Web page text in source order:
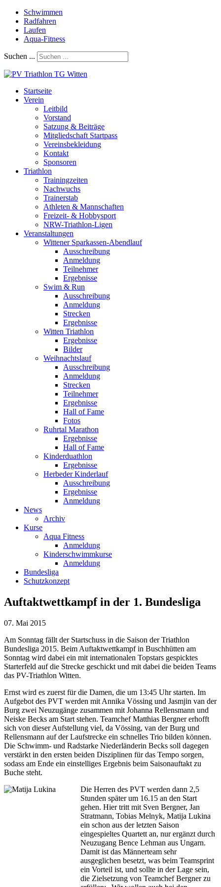
Schwimmen
Radfahren
Laufen
Aqua-Fitness
Suchen ...
Startseite
Verein
Leitbild
Vorstand
Satzung & Beiträge
Mitgliedschaft Startpass
Vereinsbekleidung
Kontakt
Sponsoren
Triathlon
Trainingzeiten
Nachwuchs
Trainerstab
Athleten & Mannschaften
Freizeit- & Hobbysport
NRW-Triathlon-Ligen
Veranstaltungen
Wittener Sparkassen-Abendlauf
Ausschreibung
Anmeldung
Teilnehmer
Ergebnisse
Swim & Run
Ausschreibung
Anmeldung
Strecken
Ergebnisse
Witten Triathlon
Ergebnisse
Bilder
Weihnachtslauf
Ausschreibung
Anmeldung
Strecken
Teilnehmer
Ergebnisse
Hall of Fame
Fotos
Ruhrtal Marathon
Ergebnisse
Hall of Fame
Kinderduathlon
Ergebnisse
Herbeder Kinderlauf
Ausschreibung
Ergebnisse
Anmeldung
News
Archiv
Kurse
Aqua Fitness
Anmeldung
Kinderschwimmkurse
Anmeldung
Bundesliga
Schutzkonzept
Auftaktwettkampf in der 1. Bundesliga
07. Mai 2015
Am Sonntag fällt der Startschuss in die Saison der Triathlon
Bundesliga 2015. Beim Auftaktwettkampf in Buschhütten am
Sonntag wird dabei ein mit internationalen Topstars gespicktes
Starterfeld auf die Strecke geschickt und mit dabei die beiden Teams
das PV-Triathlon Witten.
Ernst wird es zuerst für die Damen, die um 13:45 Uhr starten. Im
Aufgebot des PVT werden mit Annika Vössing und Jasmjin van der
Burg zwei Neuzugänge zusammen mit Johanna Rellensmann und
Neiske Becks am Start stehen. Teamchef Matthias Bergner erhofft
sich von dieser Aufstellung viel, da Vössing, van der Burg und
Rellensmann auf der Laufstrecke ein schnelles Trio bilden können.
Die Schwimm- und Radstarke Niederländerin Becks soll dagegen
verstärkt in den ersten beiden Disziplinen für das Tempo sorgen,
sodass am Ende ein einstelliges Ergebnis beim Saisonauftakt zu
Buche steht.
Die Herren des PVT werden dann 2,5
Stunden später um 16.15 an den Start
gehen. Hier tritt mit Sven Bergner, Jan
Stratmann, Tobias Melnyk, Matija Lukina
ein schon aus der letzten Saison
eingespieltes Quartett an, nur ergänzt durch
Neuzugang Bence Lehman aus Ungarn.
Damit ist das Männerteam sehr
ausgeglichen besetzt, was beim Teamsprint
ein Vorteil ist, und sollte in der Lage sein,
die Zielsetzung von Teamchef Bergner zu